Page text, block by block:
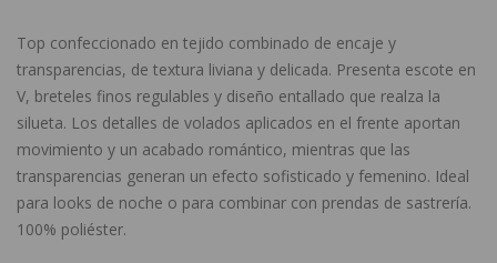
Top confeccionado en tejido combinado de encaje y
transparencias, de textura liviana y delicada. Presenta escote en
V, breteles finos regulables y diseño entallado que realza la
silueta. Los detalles de volados aplicados en el frente aportan
movimiento y un acabado romántico, mientras que las
transparencias generan un efecto sofisticado y femenino. Ideal
para looks de noche o para combinar con prendas de sastrería.
100% poliéster.